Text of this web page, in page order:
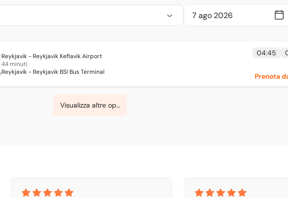
Reykjavik - Reykjavik Keflavik Airport
44 minuti
Reykjavik - Reykjavik BSI Bus Terminal
04:45
Prenota
Visualizza altre opzioni